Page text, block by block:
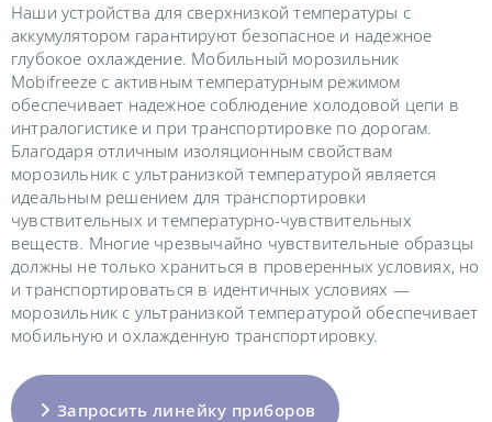
Наши устройства для сверхнизкой температуры с
аккумулятором гарантируют безопасное и надежное
глубокое охлаждение. Мобильный морозильник
Mobifreeze с активным температурным режимом
обеспечивает надежное соблюдение холодовой цепи в
интралогистике и при транспортировке по дорогам.
Благодаря отличным изоляционным свойствам
морозильник с ультранизкой температурой является
идеальным решением для транспортировки
чувствительных и температурно-чувствительных
веществ. Многие чрезвычайно чувствительные образцы
должны не только храниться в проверенных условиях, но
и транспортироваться в идентичных условиях —
морозильник с ультранизкой температурой обеспечивает
мобильную и охлажденную транспортировку.
Запросить линейку приборов